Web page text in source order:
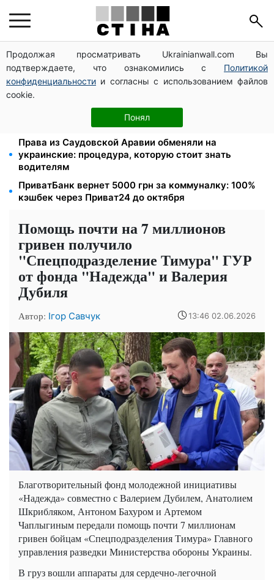
Продолжая просматривать Ukrainianwall.com Вы
подтверждаете, что ознакомились с Политикой
конфиденциальности и согласны с использованием файлов
cookie.
Понял
Тарифы на воду взлетели до 91,24 грн/куб, газ
может достичь 15 грн: коммунальные цены в
августе
Субсидии отменят, льготы на коммуналку
аннулируют: ПФУ проверяет доходы пенсионеров в
Права из Саудовской Аравии обменяли на
украинские: процедура, которую стоит знать
водителям
ПриватБанк вернет 5000 грн за коммуналку: 100%
кэшбек через Приват24 до октября
Помощь почти на 7 миллионов
гривен получило
"Спецподразделение Тимура" ГУР
от фонда "Надежда" и Валерия
Дубиля
Автор: Ігор Савчук 13:46 02.06.2026
Благотворительный фонд молодежной инициативы
«Надежда» совместно с Валерием Дубилем, Анатолием
Шкрибляком, Антоном Бахуром и Артемом
Чаплыгиным передали помощь почти 7 миллионам
гривен бойцам «Спецподразделения Тимура» Главного
управления разведки Министерства обороны Украины.
В груз вошли аппараты для сердечно-легочной